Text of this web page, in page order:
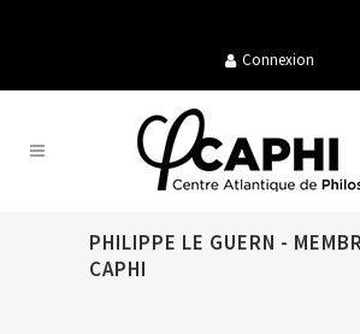
Connexion
PHILIPPE LE GUERN -
CAPHI